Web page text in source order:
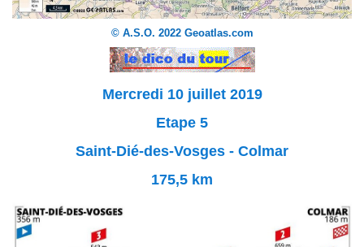
© A.S.O. 2022 Geoatlas.com
Mercredi 10 juillet 2019
Etape 5
Saint-Dié-des-Vosges - Colmar
175,5 km